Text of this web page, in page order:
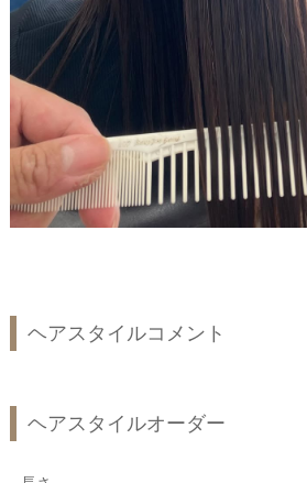
ヘアスタイルコメント
ヘアスタイルオーダー